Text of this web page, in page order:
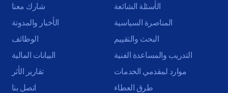
شارك معنا
الأخبار والمدونة
الوظائف
البيانات المالية
تقارير الأثر
اتصل بنا
الأسئلة الشائعة
المناصرة السياسية
البحث والتقييم
التدريب والمساعدة الفنية
موارد لمقدمي الخدمات
طرق العطاء